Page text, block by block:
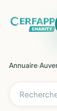
Annuaire›